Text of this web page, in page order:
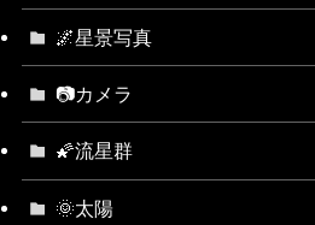
🌌星景写真
📷カメラ
🌠流星群
🌞太陽